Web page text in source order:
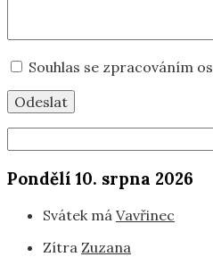
Souhlas se zpracováním
Pondělí 10. srpna 2026
Svátek má Vavřinec
Zítra Zuzana